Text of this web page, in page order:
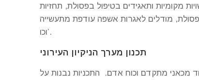
מקומיות ותאגידים בטיפול בפסולת, תחזיות
מודלים לאגרות אשפה עודפת מתעשייה
וכו’.
תכנון מערך הניקיון העירוני
מכאני מתקדם וכוח אדם. התכניות נבנות על